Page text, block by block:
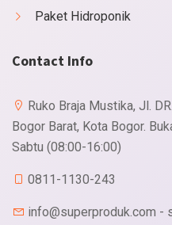
Paket Hidroponik
Contact Info
Ruko Braja Mustika, Jl.
Bogor Barat, Kota Bogor.
Sabtu (08:00-16:00)
0811-1130-243
info@superproduk.com -